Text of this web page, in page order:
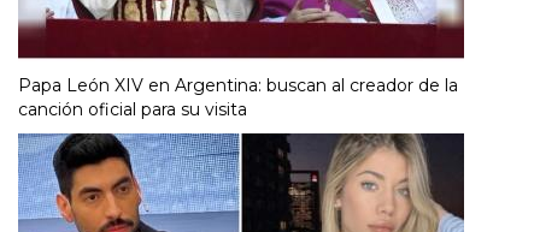
Papa León XIV en Argentina: buscan al creador de la
canción oficial para su visita